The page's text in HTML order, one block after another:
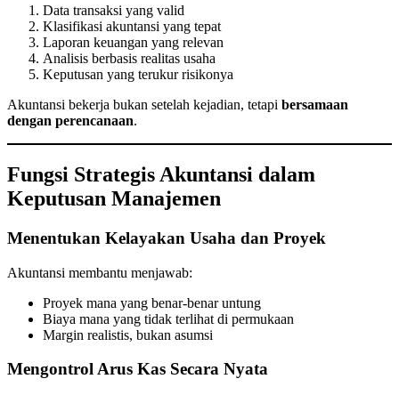
Data transaksi yang valid
Klasifikasi akuntansi yang tepat
Laporan keuangan yang relevan
Analisis berbasis realitas usaha
Keputusan yang terukur risikonya
Akuntansi bekerja bukan setelah kejadian, tetapi bersamaan
dengan perencanaan.
Fungsi Strategis Akuntansi dalam
Keputusan Manajemen
Menentukan Kelayakan Usaha dan Proyek
Akuntansi membantu menjawab:
Proyek mana yang benar-benar untung
Biaya mana yang tidak terlihat di permukaan
Margin realistis, bukan asumsi
Mengontrol Arus Kas Secara Nyata